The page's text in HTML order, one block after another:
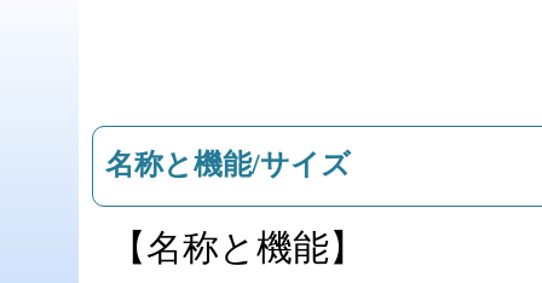
名称と機能/サイズ
【名称と機能】